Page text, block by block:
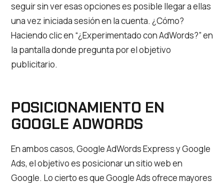
seguir sin ver esas opciones es posible llegar a ellas
una vez iniciada sesión en la cuenta. ¿Cómo?
Haciendo clic en “¿Experimentado con AdWords?” en
la pantalla donde pregunta por el objetivo
publicitario.
POSICIONAMIENTO EN
GOOGLE ADWORDS
En ambos casos, Google AdWords Express y Google
Ads, el objetivo es posicionar un sitio web en
Google. Lo cierto es que Google Ads ofrece mayores